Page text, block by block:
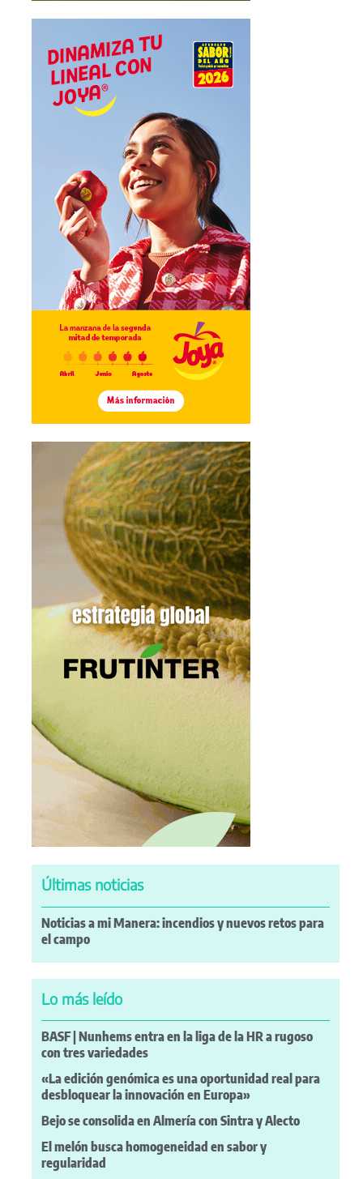
Últimas noticias
Noticias a mi Manera: incendios y nuevos retos para
el campo
Lo más leído
BASF | Nunhems entra en la liga de la HR a rugoso
con tres variedades
«La edición genómica es una oportunidad real para
desbloquear la innovación en Europa»
Bejo se consolida en Almería con Sintra y Alecto
El melón busca homogeneidad en sabor y
regularidad